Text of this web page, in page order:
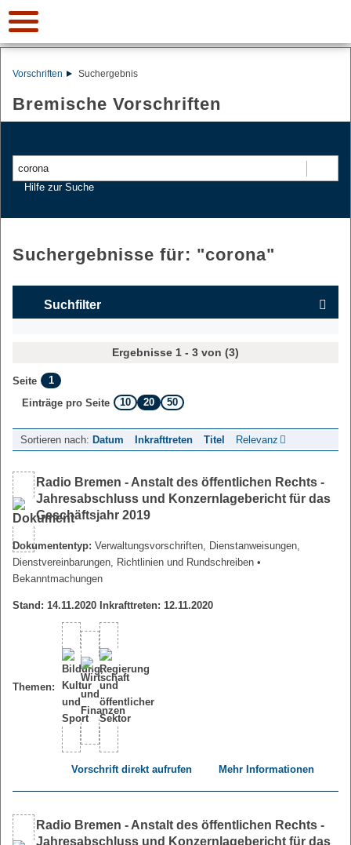
Vorschriften Suchergebnis
Bremische Vorschriften
Hilfe zur Suche
Suchergebnisse für: "corona"
Suchfilter
Ergebnisse 1 - 3 von (3)
Seite
1
Einträge pro Seite
10 20 50
Sortieren nach: Datum Inkrafttreten Titel Relevanz
Radio Bremen - Anstalt des öffentlichen Rechts -
Jahresabschluss und Konzernlagebericht für das
Geschäftsjahr 2019
Dokumententyp: Verwaltungsvorschriften, Dienstanweisungen,
Dienstvereinbarungen, Richtlinien und Rundschreiben •
Bekanntmachungen
Stand: 14.11.2020 Inkrafttreten: 12.11.2020
Themen:
Vorschrift direkt aufrufen Mehr Informationen
Radio Bremen - Anstalt des öffentlichen Rechts -
Jahresabschluss und Konzernlagebericht für das